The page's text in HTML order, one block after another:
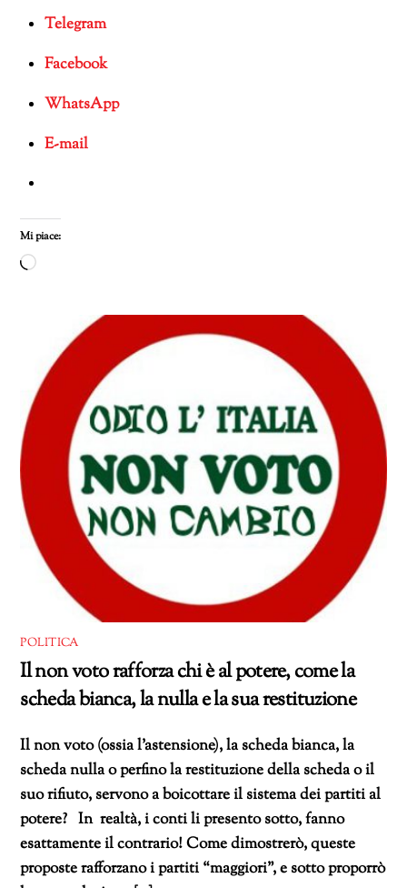
Telegram
Facebook
WhatsApp
E-mail
Mi piace:
Caricamento
POLITICA
Il non voto rafforza chi è al potere, come la
scheda bianca, la nulla e la sua restituzione
Il non voto (ossia l’astensione), la scheda bianca, la
scheda nulla o perfino la restituzione della scheda o il
suo rifiuto, servono a boicottare il sistema dei partiti al
potere? In realtà, i conti li presento sotto, fanno
esattamente il contrario! Come dimostrerò, queste
proposte rafforzano i partiti “maggiori”, e sotto proporrò